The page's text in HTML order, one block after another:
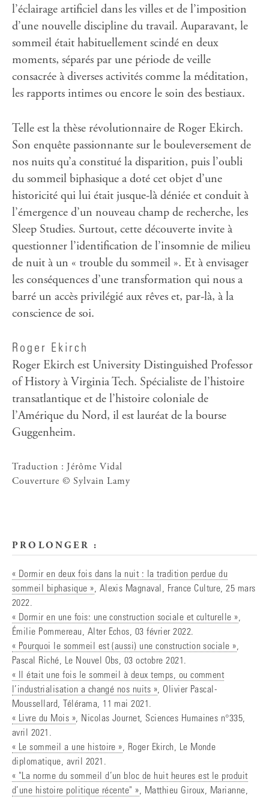
l’éclairage artificiel dans les villes et de l’imposition
d’une nouvelle discipline du travail. Auparavant, le
sommeil était habituellement scindé en deux
moments, séparés par une période de veille
consacrée à diverses activités comme la méditation,
les rapports intimes ou encore le soin des bestiaux.
Telle est la thèse révolutionnaire de Roger Ekirch.
Son enquête passionnante sur le bouleversement de
nos nuits qu’a constitué la disparition, puis l’oubli
du sommeil biphasique a doté cet objet d’une
historicité qui lui était jusque-là déniée et conduit à
l’émergence d’un nouveau champ de recherche, les
Sleep Studies. Surtout, cette découverte invite à
questionner l’identification de l’insomnie de milieu
de nuit à un « trouble du sommeil ». Et à envisager
les conséquences d’une transformation qui nous a
barré un accès privilégié aux rêves et, par-là, à la
conscience de soi.
Roger Ekirch
Roger Ekirch est University Distinguished Professor
of History à Virginia Tech. Spécialiste de l’histoire
transatlantique et de l’histoire coloniale de
l’Amérique du Nord, il est lauréat de la bourse
Guggenheim.
Traduction : Jérôme Vidal
Couverture © Sylvain Lamy
PROLONGER :
« Dormir en deux fois dans la nuit : la tradition perdue du
sommeil biphasique », Alexis Magnaval, France Culture, 25 mars
2022.
« Dormir en une fois: une construction sociale et culturelle »,
Émilie Pommereau, Alter Echos, 03 février 2022.
« Pourquoi le sommeil est (aussi) une construction sociale »,
Pascal Riché, Le Nouvel Obs, 03 octobre 2021.
« Il était une fois le sommeil à deux temps, ou comment
l’industrialisation a changé nos nuits », Olivier Pascal-
Moussellard, Télérama, 11 mai 2021.
« Livre du Mois », Nicolas Journet, Sciences Humaines n°335,
avril 2021.
« Le sommeil a une histoire », Roger Ekirch, Le Monde
diplomatique, avril 2021.
« "La norme du sommeil d’un bloc de huit heures est le produit
d’une histoire politique récente" », Matthieu Giroux, Marianne,